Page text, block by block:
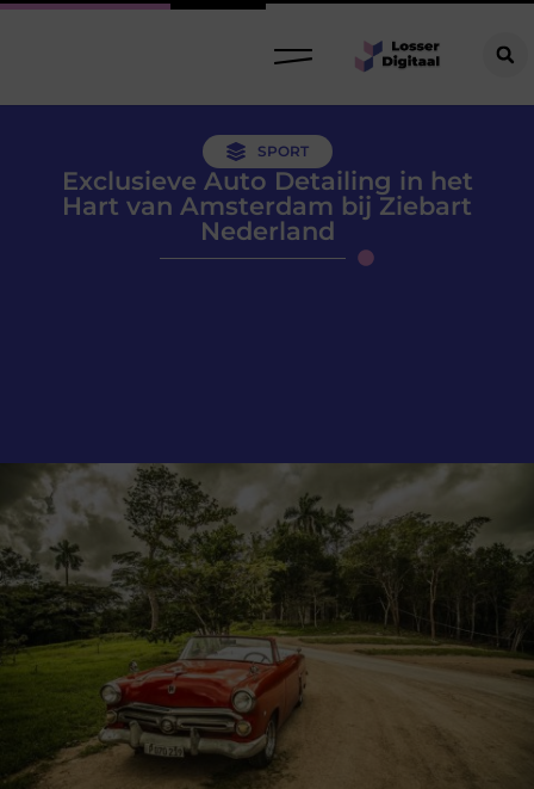
SPORT
Exclusieve Auto Detailing in het
Hart van Amsterdam bij Ziebart
Nederland